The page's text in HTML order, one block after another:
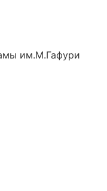
им.М.Гафури